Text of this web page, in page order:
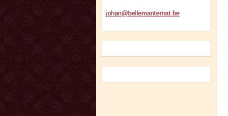
johan@be llemanternat.be